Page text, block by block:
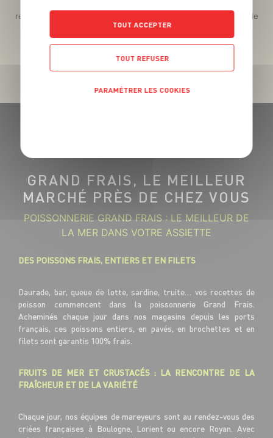
recettes gourmandes, des jeux inédits... le tout dans une seule
app !
GRAND FRAIS, LE MEILLEUR
MARCHÉ PRÈS DE CHEZ VOUS
POISSONNERIE GRAND FRAIS : LE MEILLEUR DE
LA MER DANS VOTRE ASSIETTE
DES POISSONS FRAIS, ENTIERS ET EN FILETS
Daurade, bar, queue de lotte, sardine, truite… vos recettes de
poisson commencent dans la poissonnerie Grand Frais.
Acheminés chaque jour dans nos magasins depuis les ports
français, ces poissons entiers, en pavés, en brochettes et en
filets sont garantis 100% frais.
FRUITS DE MER ET CRUSTACÉS : LA RENCONTRE DE LA
FRAÎCHEUR ET DE LA VARIÉTÉ
Chaque jour, nos équipes de mareyeurs sont au rendez-vous des
criées françaises à Boulogne, Lorient ou encore Royan. Avec
TOUT ACCEPTER
TOUT REFUSER
PARAMÉTRER LES COOKIES